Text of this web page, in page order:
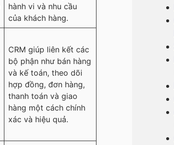
hành vi và nhu cầu
của khách hàng.
CRM giúp liên kết các
bộ phận như bán hàng
và kế toán, theo dõi
hợp đồng, đơn hàng,
thanh toán và giao
hàng một cách chính
xác và hiệu quả.